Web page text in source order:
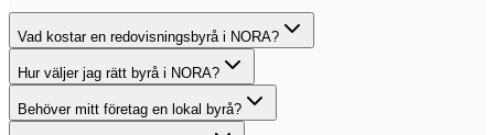
Vad kostar en redovisningsbyrå i NORA?
Hur väljer jag rätt byrå i NORA?
Behöver mitt företag en lokal byrå?